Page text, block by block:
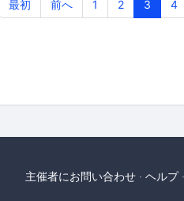
最初 前へ 1 2 3 4
主催者にお問い合わせ ヘルプ